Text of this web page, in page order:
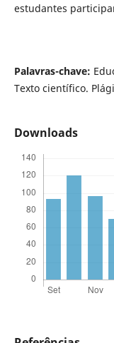
estudantes
Palavras-chave:
Texto científico.
Downloads